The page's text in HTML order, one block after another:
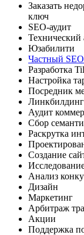
Заказать
ключ
SEO-аудит
Технический
Юзабилити
Частный
Разработка
Настройка
Посредник
Линкбилдинг
Аудит
Сбор
Раскрутка
Создание
Анализ
Дизайн
Маркетинг
Арбитраж
Акции
Поддержка